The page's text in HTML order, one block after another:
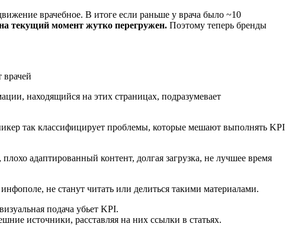
врачебное. В итоге если раньше у врача было ~10
текущий момент жутко перегружен. Поэтому теперь бренды
находящийся на этих страницах, подразумевает
так классифицирует проблемы, которые мешают выполнять KPI
адаптированный контент, долгая загрузка, не лучшее время
не станут читать или делиться такими материалами.
подача убьет KPI.
источники, расставляя на них ссылки в статьях.